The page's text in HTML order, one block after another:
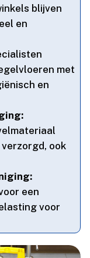
blijven
en
met
en
ook
een
voor